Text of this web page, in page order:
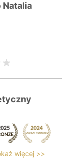
Natalia
więcej >>